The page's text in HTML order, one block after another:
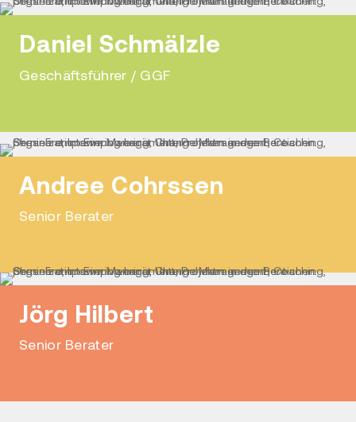
Daniel Schmälzle
Geschäftsführer / GGF
Andree Cohrssen
Senior Berater
Jörg Hilbert
Senior Berater